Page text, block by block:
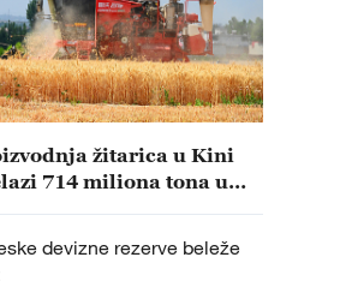
žitarica u Kini
714 miliona tona u
devizne rezerve beleže